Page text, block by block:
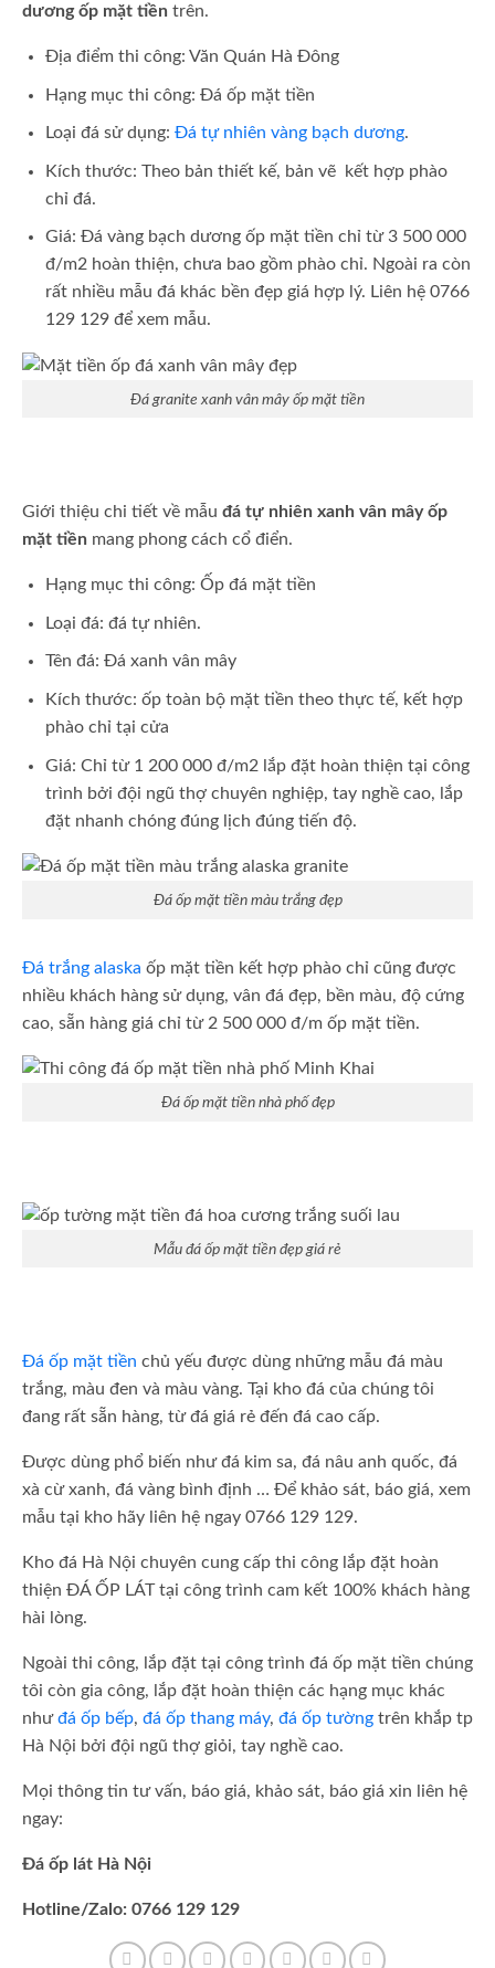
dương ốp mặt tiền trên.
Địa điểm thi công: Văn Quán Hà Đông
Hạng mục thi công: Đá ốp mặt tiền
Loại đá sử dụng: Đá tự nhiên vàng bạch dương.
Kích thước: Theo bản thiết kế, bản vẽ kết hợp phào
chỉ đá.
Giá: Đá vàng bạch dương ốp mặt tiền chỉ từ 3 500 000
đ/m2 hoàn thiện, chưa bao gồm phào chỉ. Ngoài ra còn
rất nhiều mẫu đá khác bền đẹp giá hợp lý. Liên hệ 0766
129 129 để xem mẫu.
Đá granite xanh vân mây ốp mặt tiền
Giới thiệu chi tiết về mẫu đá tự nhiên xanh vân mây ốp
mặt tiền mang phong cách cổ điển.
Hạng mục thi công: Ốp đá mặt tiền
Loại đá: đá tự nhiên.
Tên đá: Đá xanh vân mây
Kích thước: ốp toàn bộ mặt tiền theo thực tế, kết hợp
phào chỉ tại cửa
Giá: Chỉ từ 1 200 000 đ/m2 lắp đặt hoàn thiện tại công
trình bởi đội ngũ thợ chuyên nghiệp, tay nghề cao, lắp
đặt nhanh chóng đúng lịch đúng tiến độ.
Đá ốp mặt tiền màu trắng đẹp
Đá trắng alaska ốp mặt tiền kết hợp phào chỉ cũng được
nhiều khách hàng sử dụng, vân đá đẹp, bền màu, độ cứng
cao, sẵn hàng giá chỉ từ 2 500 000 đ/m ốp mặt tiền.
Đá ốp mặt tiền nhà phố đẹp
Mẫu đá ốp mặt tiền đẹp giá rẻ
Đá ốp mặt tiền chủ yếu được dùng những mẫu đá màu
trắng, màu đen và màu vàng. Tại kho đá của chúng tôi
đang rất sẵn hàng, từ đá giá rẻ đến đá cao cấp.
Được dùng phổ biến như đá kim sa, đá nâu anh quốc, đá
xà cừ xanh, đá vàng bình định … Để khảo sát, báo giá, xem
mẫu tại kho hãy liên hệ ngay 0766 129 129.
Kho đá Hà Nội chuyên cung cấp thi công lắp đặt hoàn
thiện ĐÁ ỐP LÁT tại công trình cam kết 100% khách hàng
hài lòng.
Ngoài thi công, lắp đặt tại công trình đá ốp mặt tiền chúng
tôi còn gia công, lắp đặt hoàn thiện các hạng mục khác
nhưđá ốp bếp, đá ốp thang máy, đá ốp tường trên khắp tp
Hà Nội bởi đội ngũ thợ giỏi, tay nghề cao.
Mọi thông tin tư vấn, báo giá, khảo sát, báo giá xin liên hệ
ngay:
Đá ốp lát Hà Nội
Hotline/Zalo: 0766 129 129